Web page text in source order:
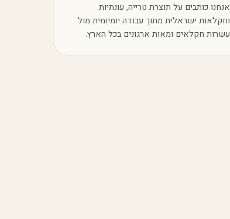
אנחנו כותבים על תוצרת טרייה, עונתיות
וחקלאות ישראלית מתוך עבודה יומיומית מול
עשרות חקלאים ומאות ארגונים בכל הארץ.